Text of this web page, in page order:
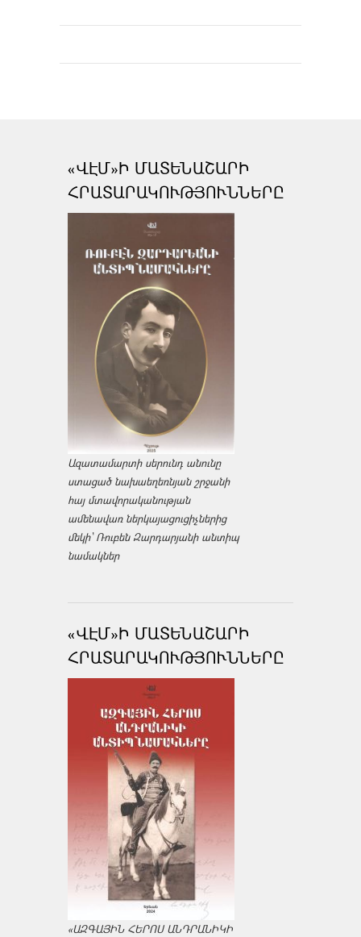
«ՎԷՄ»Ի ՄԱՏԵՆԱՇԱՐԻ
ՀՐԱՏԱՐԱԿՈՒԹՅՈՒՆՆԵՐԸ
Ազատամարտի սերունդ անունը
ստացած նախաեղեռնյան շրջանի
հայ մտավորականության
ամենավառ ներկայացուցիչներից
մեկի՝ Ռուբեն Զարդարյանի անտիպ
նամակներ
«ՎԷՄ»Ի ՄԱՏԵՆԱՇԱՐԻ
ՀՐԱՏԱՐԱԿՈՒԹՅՈՒՆՆԵՐԸ
«ԱԶԳԱՅԻՆ ՀԵՐՈՍ ԱՆԴՐԱՆԻԿԻ